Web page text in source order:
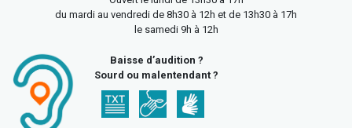
du mardi au vendredi de 8h30 à 12h et de 13h30 à 17h
le samedi 9h à 12h
Baisse d’audition ?
Sourd ou malentendant ?